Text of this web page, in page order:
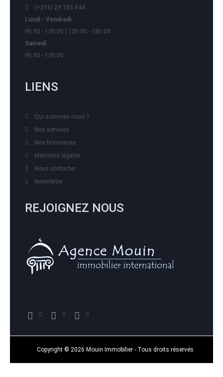
(+216) 29 105 844
Lundi - Vendredi
9h:00 - 13h:00 | 15h:00 - 18h:00
Samedi
9h:00 - 13h:00
LIENS
Qui sommes nous ?
Nos services
Nos honoraires
Mentions légales
Nous contacter
Newsletter
REJOIGNEZ NOUS
Copyright © 2026 Mouin Immobilier - Tous droits réservés